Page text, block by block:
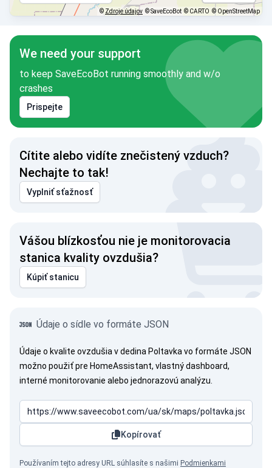
© Zdroje údajov © SaveEcoBot © CARTO © OpenStreetMap
We need your support
to keep SaveEcoBot running smoothly and w/o
crashes
Prispejte
Cítite alebo vidíte znečistený vzduch?
Nechajte to tak!
Vyplniť sťažnosť
Vášou blízkosťou nie je monitorovacia
stanica kvality ovzdušia?
Kúpiť stanicu
Údaje o sídle vo formáte JSON
Údaje o kvalite ovzdušia v dedina Poltavka vo formáte JSON
možno použiť pre HomeAssistant, vlastný dashboard,
interné monitorovanie alebo jednorazovú analýzu.
Kopírovať
Používaním tejto adresy URL súhlasíte s našimi Podmienkami